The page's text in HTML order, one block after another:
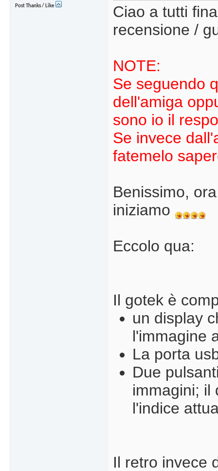
Post Thanks / Like
Ciao a tutti
recensione /
NOTE:
Se seguendo
dell'amiga
sono io il
Se invece
fatemelo
Benissimo,
iniziamo
Eccolo qua:
Il gotek è
un display
l'immagine
La porta
Due
immagini; il
l'indice
Il retro invece